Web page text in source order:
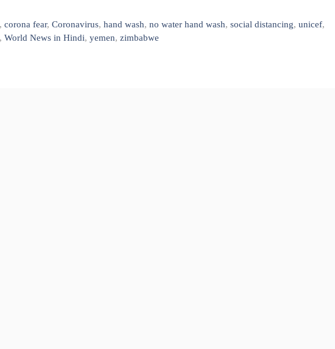
,corona fear,Coronavirus,hand wash,no water hand wash,social distancing,unicef,
, World News in Hindi, yemen, zimbabwe